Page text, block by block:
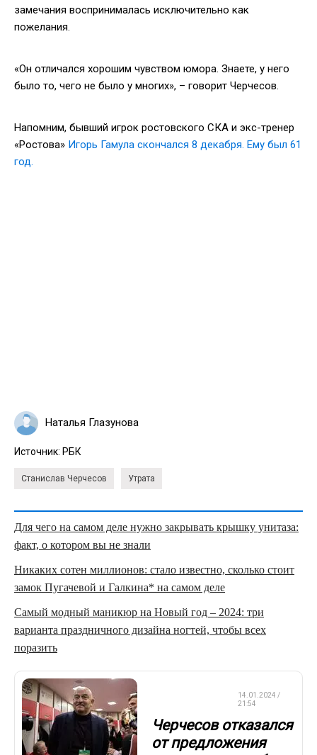
замечания воспринималась исключительно как
пожелания.
«Он отличался хорошим чувством юмора. Знаете, у него
было то, чего не было у многих», – говорит Черчесов.
Напомним, бывший игрок ростовского СКА и экс-тренер
«Ростова» Игорь Гамула скончался 8 декабря. Ему был 61
год.
Наталья Глазунова
Источник: РБК
Станислав Черчесов Утрата
Для чего на самом деле нужно закрывать крышку унитаза:
факт, о котором вы не знали
Никаких сотен миллионов: стало известно, сколько стоит
замок Пугачевой и Галкина* на самом деле
Самый модный маникюр на Новый год – 2024: три
варианта праздничного дизайна ногтей, чтобы всех
поразить
14.01.2024 /
21:54
Черчесов отказался
от предложения